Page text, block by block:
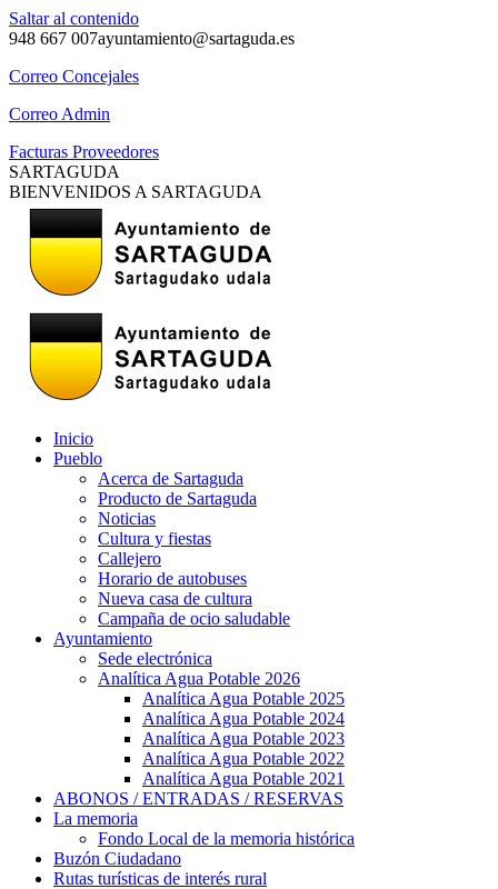
Saltar al contenido
948 667 007ayuntamiento@sartaguda.es
Correo Concejales
Correo Admin
Facturas Proveedores
SARTAGUDA
BIENVENIDOS A SARTAGUDA
Inicio
Pueblo
Acerca de Sartaguda
Producto de Sartaguda
Noticias
Cultura y fiestas
Callejero
Horario de autobuses
Nueva casa de cultura
Campaña de ocio saludable
Ayuntamiento
Sede electrónica
Analítica Agua Potable 2026
Analítica Agua Potable 2025
Analítica Agua Potable 2024
Analítica Agua Potable 2023
Analítica Agua Potable 2022
Analítica Agua Potable 2021
ABONOS / ENTRADAS / RESERVAS
La memoria
Fondo Local de la memoria histórica
Buzón Ciudadano
Rutas turísticas de interés rural